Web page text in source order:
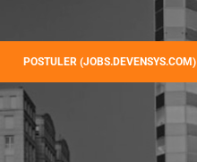
POSTULER (JOBS.DEVENSYS.COM)